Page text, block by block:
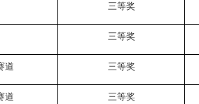
三等奖
三等奖
道 三等奖
道 三等奖